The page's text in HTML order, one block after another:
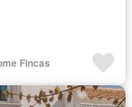
Fincas